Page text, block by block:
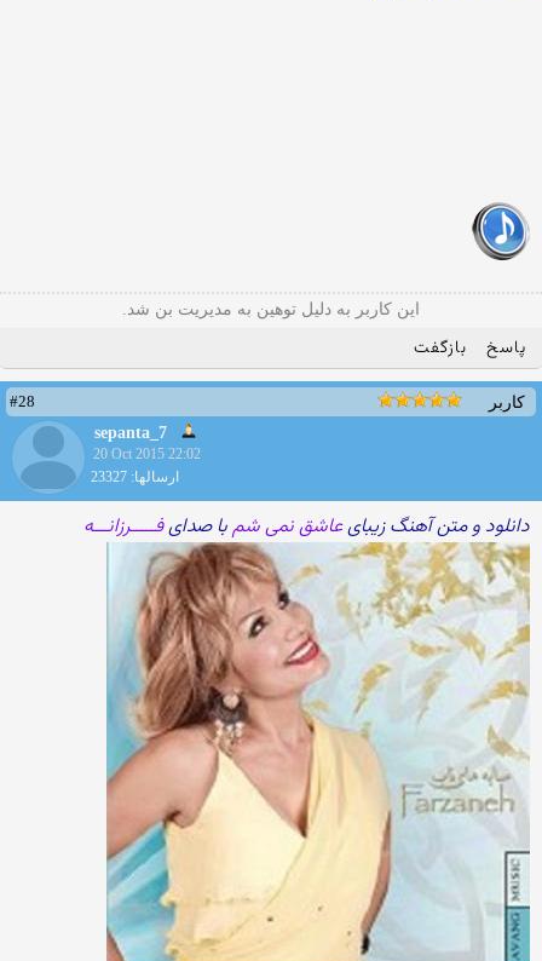
این کاربر به دلیل توهین به مدیریت بن شد.
پاسخ بازگفت
کاربر
#28
sepanta_7
20 Oct 2015 22:02
ارسالها: 23327
دانلود و متن آهنگ زیبایعاشق نمی شمبا صدایفـــــرزانـــه